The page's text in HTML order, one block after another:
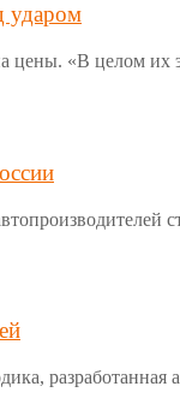
ударом
«В целом их